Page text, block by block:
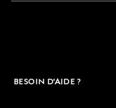
BESOIN D'AIDE ?